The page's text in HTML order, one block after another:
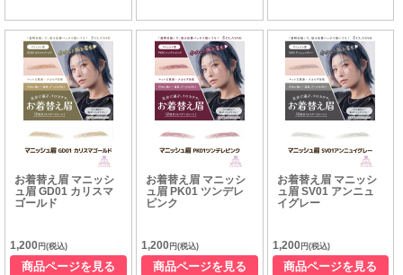
お着替え眉 マニッシ
ュ眉 GD01 カリスマ
ゴールド
1,200 円(税込)
商品ページを見る
お着替え眉 マニッシ
ュ眉 PK01 ツンデレ
ピンク
1,200円(税込)
商品ページを見る
お着替え眉 マニッシ
ュ眉 SV01 アンニュ
イグレー
1,200円(税込)
商品ページを見る